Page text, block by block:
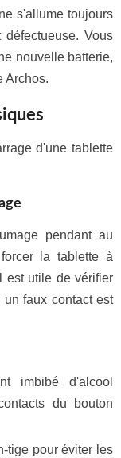
s'allume toujours
Vous
nouvelle batterie,
Archos.
d'une tablette
pendant au
la tablette à
est utile de vérifier
faux contact est
imbibé d'alcool
du bouton
tige pour éviter les